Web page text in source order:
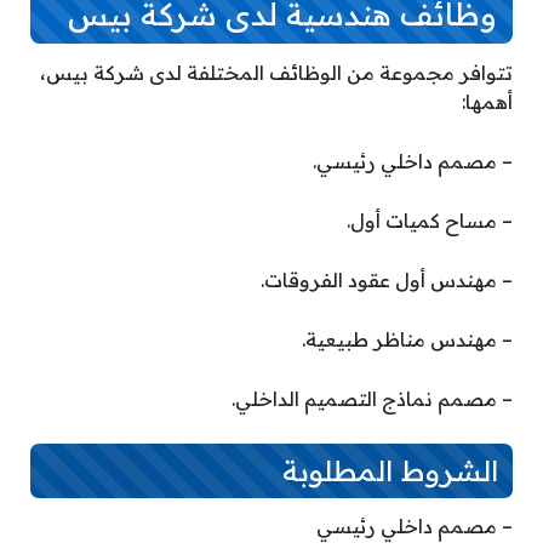
وظائف هندسية لدى شركة بيس
تتوافر مجموعة من الوظائف المختلفة لدى شركة بيس،
أهمها:
– مصمم داخلي رئيسي.
– مساح كميات أول.
– مهندس أول عقود الفروقات.
– مهندس مناظر طبيعية.
– مصمم نماذج التصميم الداخلي.
الشروط المطلوبة
– مصمم داخلي رئيسي